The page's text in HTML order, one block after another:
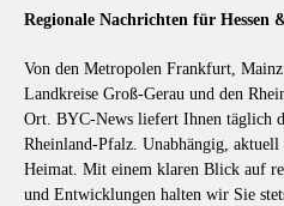
Regionale Nachrichten für Hessen
Von den Metropolen Frankfurt,
Landkreise Groß-Gerau und den
Ort. BYC-News liefert Ihnen täglich
Rheinland-Pfalz. Unabhängig, aktuell
Heimat. Mit einem klaren Blick auf
und Entwicklungen halten wir Sie